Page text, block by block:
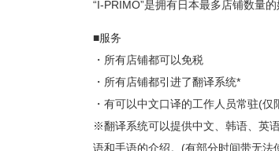
初空
プレミオン
“I-PRIMO”是拥有日本最多店铺数量
■服务
・所有店铺都可以免税
・所有店铺都引进了翻译系统*
・有可以中文口译的工作人员常驻(仅
※翻译系统可以提供中文、韩语、英
语和手语的介绍。(有部分时间带无法